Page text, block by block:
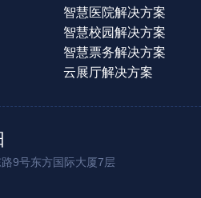
智慧医院解决方案
智慧校园解决方案
智慧票务解决方案
云展厅解决方案
9号东方国际大厦7层